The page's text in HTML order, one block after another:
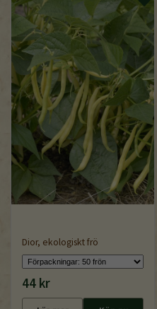
Dior, ekologiskt frö
44 kr